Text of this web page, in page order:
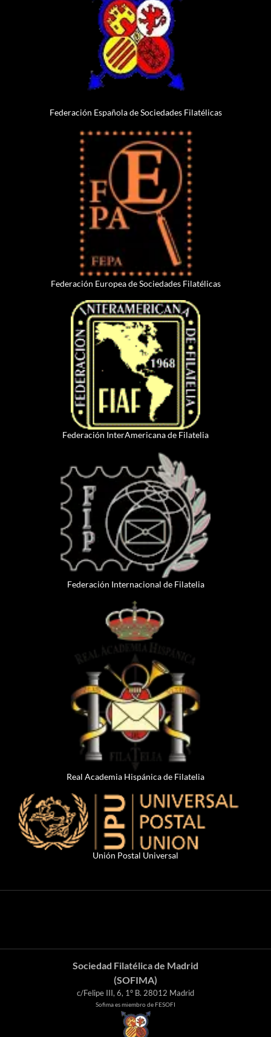
Federación Española de Sociedades Filatélicas
Federación Europea de Sociedades Filatélicas
Federación InterAmericana de Filatelia
Federación Internacional de Filatelia
Real Academia Hispánica de Filatelia
Unión Postal Universal
Sociedad Filatélica de Madrid
(SOFIMA)
c/Felipe III, 6, 1º B. 28012 Madrid
Sofima es miembro de FESOFI